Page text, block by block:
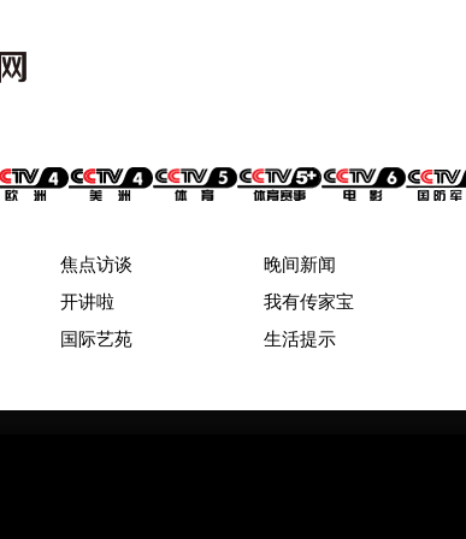
焦点访谈 晚间新闻
开讲啦 我有传家宝
国际艺苑 生活提示